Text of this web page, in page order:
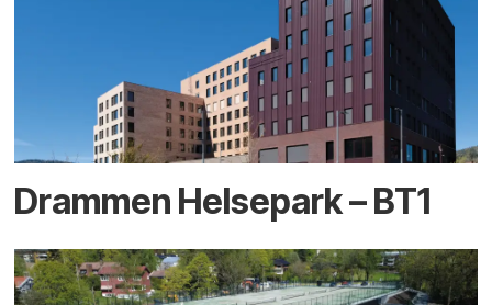
Drammen Helsepark – BT1